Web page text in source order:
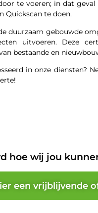
te voeren; in dat
Quickscan te doen.
duurzaam gebouwde
uitvoeren. Deze
bestaande en
in onze diensten?
hoe wij jou
een vrijblijvende